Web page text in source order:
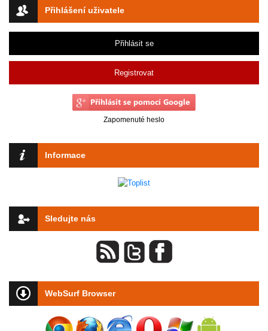
Přihlášení uživatele
Přihlásit se
Registrovat
Zapomenuté heslo
Informace
Sledujte nás
WebSurf Browser